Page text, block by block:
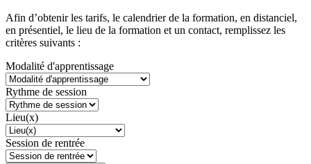
Afin d’obtenir les tarifs, le calendrier de la formation, en distanciel,
en présentiel, le lieu de la formation et un contact, remplissez les
critères suivants :
Modalité d'apprentissage
Rythme de session
Lieu(x)
Session de rentrée